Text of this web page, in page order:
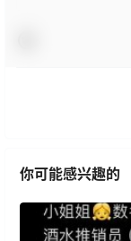
你可能感兴趣的